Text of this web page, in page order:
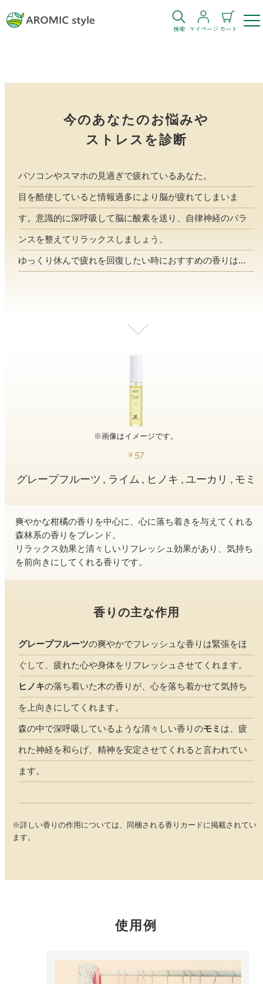
検索 マイページ カート
お部屋・シーン
トイレ
トイレ空間を快適にしたい
寝室
衣類を守り清潔な空間にしたい
キッチン・水まわり
清潔さを保ち快適にしたい
ドライブ時間を快適にしたい
お出かけ・アウトドア
外出先でも快適に過ごしたい
目的・お悩み
消臭
製品タイプ
ティーアロマ
どこでも
アロミック・ミニ
どこでも
トイレ用
ティーセント
睡眠用
ねむりの魔法
玄関用
イーミスト
どこでも
アロミック・フィット
ペパーミント＆ユーカリ
くつ用
シューズフレッシュプラス
トイレ用
衣類・ファブリック用
ファブリックミスト
睡眠用
グッドスリープ
睡眠用
ストレケアアロマ-眠り-
眠気対策
ルーティンアロマ
アンチダニー
アロミックデオ
(シトラスミント)
アロミックデオ
(シトラスミント)
アロミックデオ
その他
マスククリップ
次亜塩素酸水ジアケア
定期購入サービス
店舗情報
読みもの
法人のお客様
採用情報
フランチャイズ募集
お電話でのご注文
こちらをご確認ください
お問い合わせいただく前に一度、「よくある質問」をご確認くださ
今のあなたのお悩みや
ストレスを診断
パソコンやスマホの見過ぎで疲れているあなた。
目を酷使していると情報過多により脳が疲れてしまいま
す。意識的に深呼吸して脳に酸素を送り、自律神経のバラ
ンスを整えてリラックスしましょう。
ゆっくり休んで疲れを回復したい時におすすめの香りは...
※画像はイメージです。
57
グレープフルーツ ライム ヒノキ ユーカリ モミ
爽やかな柑橘の香りを中心に、心に落ち着きを与えてくれる
森林系の香りをブレンド。
リラックス効果と清々しいリフレッシュ効果があり、気持ち
を前向きにしてくれる香りです。
香りの主な作用
グレープフルーツの爽やかでフレッシュな香りは緊張をほ
ぐして、疲れた心や身体をリフレッシュさせてくれます。
ヒノキの落ち着いた木の香りが、心を落ち着かせて気持ち
を上向きにしてくれます。
森の中で深呼吸しているような清々しい香りのモミ は、疲
れた神経を和らげ、精神を安定させてくれると言われてい
ます。
※詳しい香りの作用については、同梱される香りカードに掲載されてい
ます。
使用例